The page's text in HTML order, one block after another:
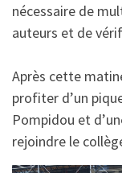
nécessaire de
auteurs et de
Après cette
profiter d’un
Pompidou et
rejoindre le